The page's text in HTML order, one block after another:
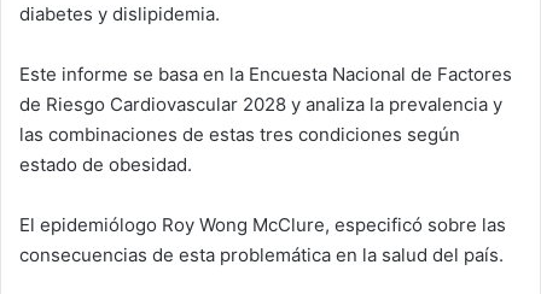
diabetes y dislipidemia.
Este informe se basa en la Encuesta Nacional de Factores
de Riesgo Cardiovascular 2028 y analiza la prevalencia y
las combinaciones de estas tres condiciones según
estado de obesidad.
El epidemiólogo Roy Wong McClure, especificó sobre las
consecuencias de esta problemática en la salud del país.